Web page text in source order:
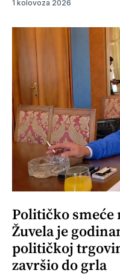
1 kolovoza 2026
Političko smeće
Žuvela je
političkoj
završio do grla